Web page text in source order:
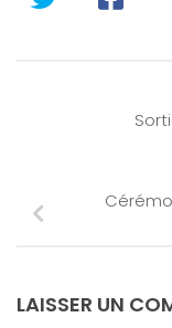
LAISSER UN